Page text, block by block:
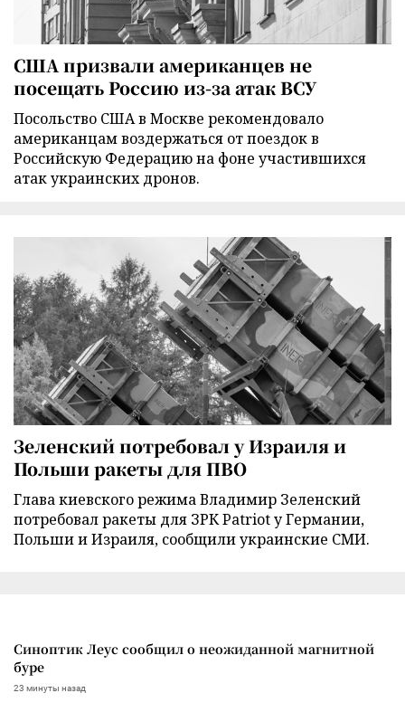
США призвали американцев не
посещать Россию из-за атак ВСУ
Посольство США в Москве рекомендовало
американцам воздержаться от поездок в
Российскую Федерацию на фоне участившихся
атак украинских дронов.
Зеленский потребовал у Израиля и
Польши ракеты для ПВО
Глава киевского режима Владимир Зеленский
потребовал ракеты для ЗРК Patriot у Германии,
Польши и Израиля, сообщили украинские СМИ.
Синоптик Леус сообщил о неожиданной магнитной
буре
23 минуты назад